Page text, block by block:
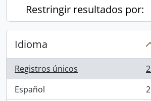
Restringir resultados por:
Idioma
Registros únicos
, 21 resultados
Español
, 21 resultados